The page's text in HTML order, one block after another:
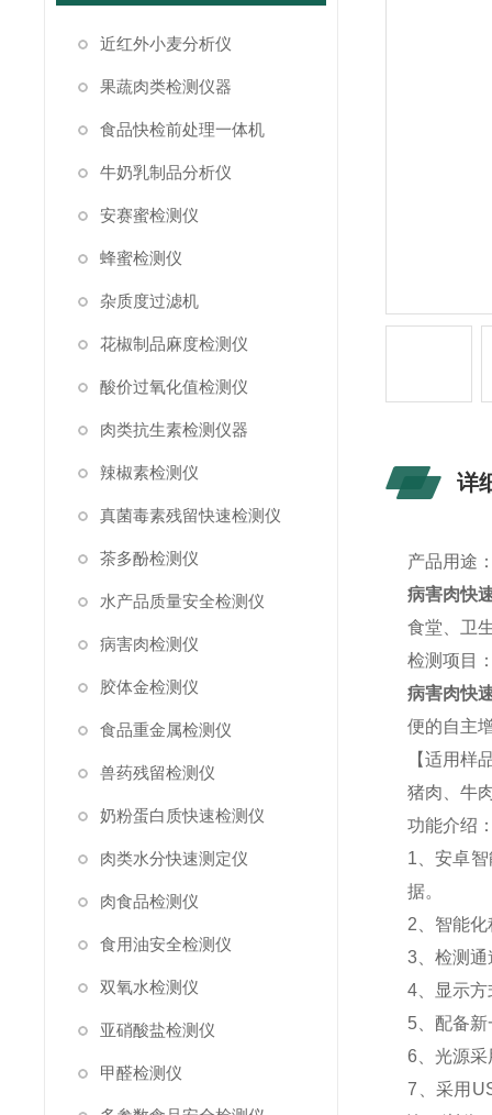
近红外小麦分析仪
果蔬肉类检测仪器
食品快检前处理一体机
牛奶乳制品分析仪
安赛蜜检测仪
蜂蜜检测仪
杂质度过滤机
花椒制品麻度检测仪
酸价过氧化值检测仪
肉类抗生素检测仪器
辣椒素检测仪
真菌毒素残留快速检测仪
茶多酚检测仪
水产品质量安全检测仪
病害肉检测仪
胶体金检测仪
食品重金属检测仪
兽药残留检测仪
奶粉蛋白质快速检测仪
肉类水分快速测定仪
肉食品检测仪
食用油安全检测仪
双氧水检测仪
亚硝酸盐检测仪
甲醛检测仪
详
产品用途
病害肉快
食堂、卫
检测项目
病害肉快
便的自主
【适用样
猪肉、牛
功能介绍
1、安卓
据。
2、智能
3、检测
4、显示
5、配备
6、光源
7、采用